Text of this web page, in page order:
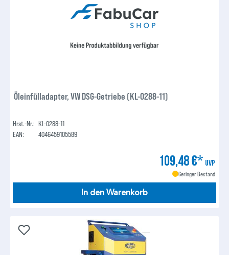
Öleinfülladapter, VW DSG-Getriebe (KL-0288-11)
Hrst.-Nr.: KL-0288-11
EAN:
4046459105589
109,48 €* UVP
Geringer Bestand
In den Warenkorb